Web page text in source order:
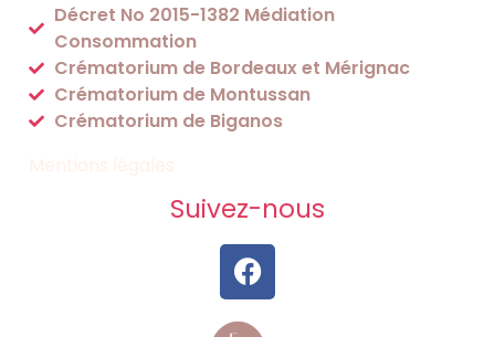
Décret No 2015-1382 Médiation
Consommation
Crématorium de Bordeaux et Mérignac
Crématorium de Montussan
Crématorium de Biganos
Suivez-nous